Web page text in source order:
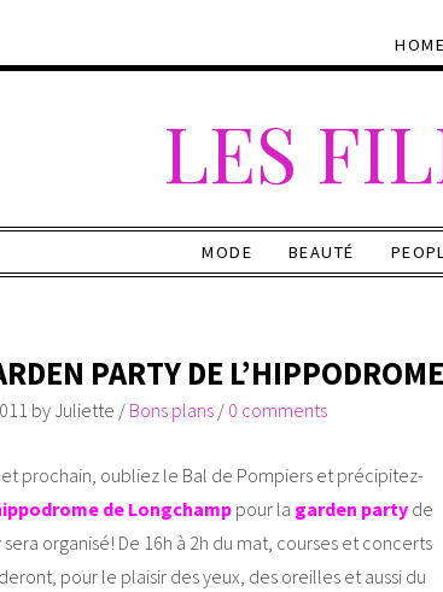
HOME
LES
MODE BEAUTÉ
PARTY DE
byJuliette / Bons plans / 0 comments
prochain, oubliez le Bal de Pompiers et précipitez-
de Longchamp pour la garden party de
sera organisé! De 16h à 2h du mat, courses et concerts
pour le plaisir des yeux, des oreilles et aussi du